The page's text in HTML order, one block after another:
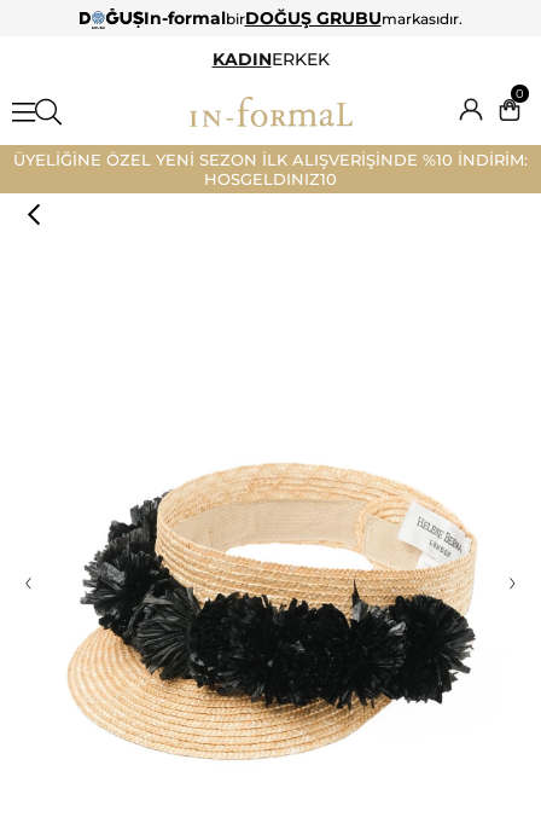
In-formalbirDOĞUŞ GRUBUmarkasıdır.
KADINERKEK
0
ÜYELİĞİNE ÖZEL YENİ SEZON İLK ALIŞVERİŞİNDE %10 İNDİRİM:
HOSGELDINIZ10
‹ ›